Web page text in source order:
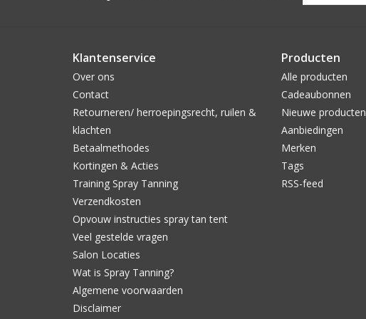
Klantenservice
Over ons
Contact
Retourneren/ herroepingsrecht, ruilen &
klachten
Betaalmethodes
Kortingen & Acties
Training Spray Tanning
Verzendkosten
Opvouw instructies spray tan tent
Veel gestelde vragen
Salon Locaties
Wat is Spray Tanning?
Algemene voorwaarden
Disclaimer
Producten
Alle producten
Cadeaubonnen
Nieuwe producten
Aanbiedingen
Merken
Tags
RSS-feed